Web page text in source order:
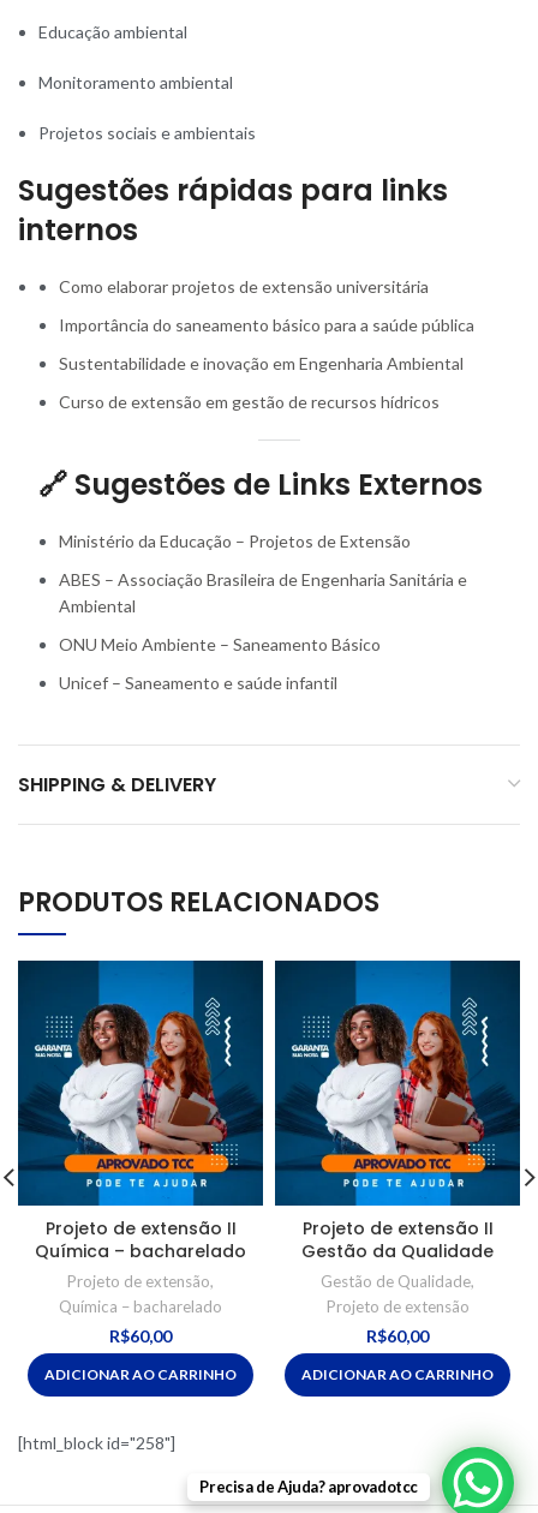
Educação ambiental
Monitoramento ambiental
Projetos sociais e ambientais
Sugestões rápidas para links
internos
Como elaborar projetos de extensão universitária
Importância do saneamento básico para a saúde pública
Sustentabilidade e inovação em Engenharia Ambiental
Curso de extensão em gestão de recursos hídricos
🔗 Sugestões de Links Externos
Ministério da Educação – Projetos de Extensão
ABES – Associação Brasileira de Engenharia Sanitária e
Ambiental
ONU Meio Ambiente – Saneamento Básico
Unicef – Saneamento e saúde infantil
SHIPPING & DELIVERY
PRODUTOS RELACIONADOS
Projeto de extensão II
Química – bacharelado
Projeto de extensão,
Química – bacharelado
R$60,00
ADICIONAR AO CARRINHO
Projeto de extensão II
Gestão da Qualidade
Gestão de Qualidade,
Projeto de extensão
R$60,00
ADICIONAR AO CARRINHO
[html_block id="258"]
Precisa de Ajuda? aprovadotcc